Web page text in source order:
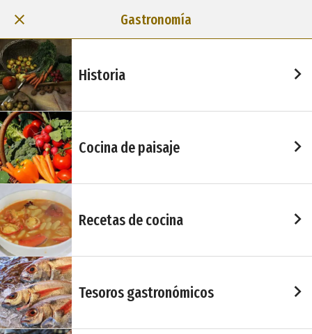
Gastronomía
Historia
Cocina de paisaje
Recetas de cocina
Tesoros gastronómicos